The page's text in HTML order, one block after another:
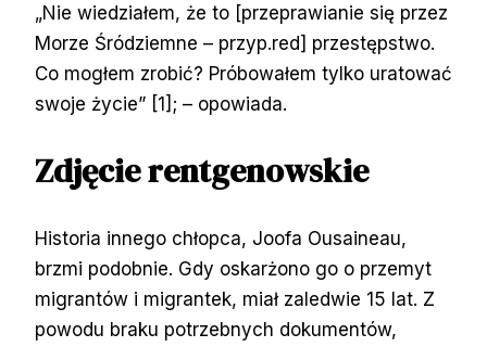
„Nie wiedziałem, że to [przeprawianie się przez
Morze Śródziemne – przyp.red] przestępstwo.
Co mogłem zrobić? Próbowałem tylko uratować
swoje życie” [1]; – opowiada.
Zdjęcie rentgenowskie
Historia innego chłopca, Joofa Ousaineau,
brzmi podobnie. Gdy oskarżono go o przemyt
migrantów i migrantek, miał zaledwie 15 lat. Z
powodu braku potrzebnych dokumentów,